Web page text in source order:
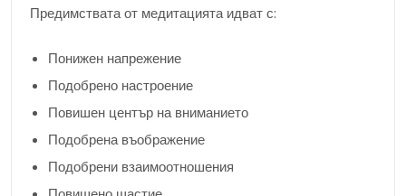
Предимствата от медитацията идват с:
Понижен напрежение
Подобрено настроение
Повишен център на вниманието
Подобрена въображение
Подобрени взаимоотношения